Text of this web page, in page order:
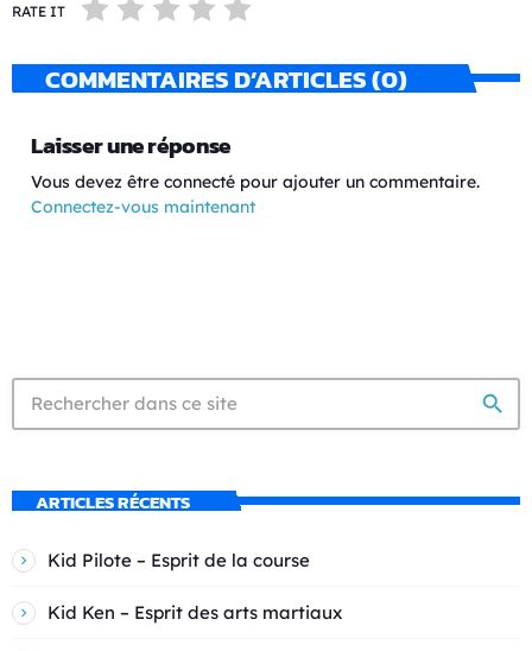
RATE IT
COMMENTAIRES D’ARTICLES (0)
Laisser une réponse
Vous devez être connecté pour ajouter un commentaire.
Connectez-vous maintenant
search
ARTICLES RÉCENTS
Kid Pilote – Esprit de la course
Kid Ken – Esprit des arts martiaux